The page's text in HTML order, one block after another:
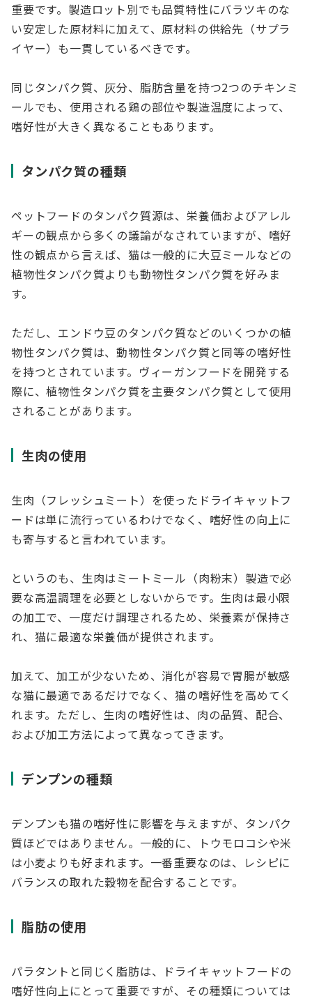
重要です。製造ロット別でも品質特性にバラツキのな
い安定した原材料に加えて、原材料の供給先（サプラ
イヤー）も一貫しているべきです。
同じタンパク質、灰分、脂肪含量を持つ2つのチキンミ
ールでも、使用される鶏の部位や製造温度によって、
嗜好性が大きく異なることもあります。
タンパク質の種類
ペットフードのタンパク質源は、栄養価およびアレル
ギーの観点から多くの議論がなされていますが、嗜好
性の観点から言えば、猫は一般的に大豆ミールなどの
植物性タンパク質よりも動物性タンパク質を好みま
す。
ただし、エンドウ豆のタンパク質などのいくつかの植
物性タンパク質は、動物性タンパク質と同等の嗜好性
を持つとされています。ヴィーガンフードを開発する
際に、植物性タンパク質を主要タンパク質として使用
されることがあります。
生肉の使用
生肉（フレッシュミート）を使ったドライキャットフ
ードは単に流行っているわけでなく、嗜好性の向上に
も寄与すると言われています。
というのも、生肉はミートミール（肉粉末）製造で必
要な高温調理を必要としないからです。生肉は最小限
の加工で、一度だけ調理されるため、栄養素が保持さ
れ、猫に最適な栄養価が提供されます。
加えて、加工が少ないため、消化が容易で胃腸が敏感
な猫に最適であるだけでなく、猫の嗜好性を高めてく
れます。ただし、生肉の嗜好性は、肉の品質、配合、
および加工方法によって異なってきます。
デンプンの種類
デンプンも猫の嗜好性に影響を与えますが、タンパク
質ほどではありません。一般的に、トウモロコシや米
は小麦よりも好まれます。一番重要なのは、レシピに
バランスの取れた穀物を配合することです。
脂肪の使用
パラタントと同じく脂肪は、ドライキャットフードの
嗜好性向上にとって重要ですが、その種類については